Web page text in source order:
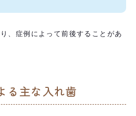
、症例によって前後することがあ
る主な入れ歯